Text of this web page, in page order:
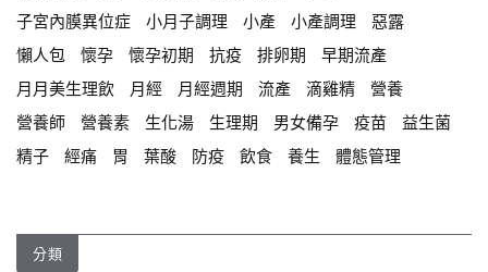
子宮內膜異位症
小月子調理 小產 小產調理
惡露
懶人包
懷孕 懷孕初期 抗疫 排卵期
早期流產
月月美生理飲
月經 月經週期 流產 滴雞精
營養
營養師
營養素 生化湯 生理期 男女備孕 疫苗
益生菌
精子
經痛 胃 葉酸 防疫 飲食 養生 體態管理
分類